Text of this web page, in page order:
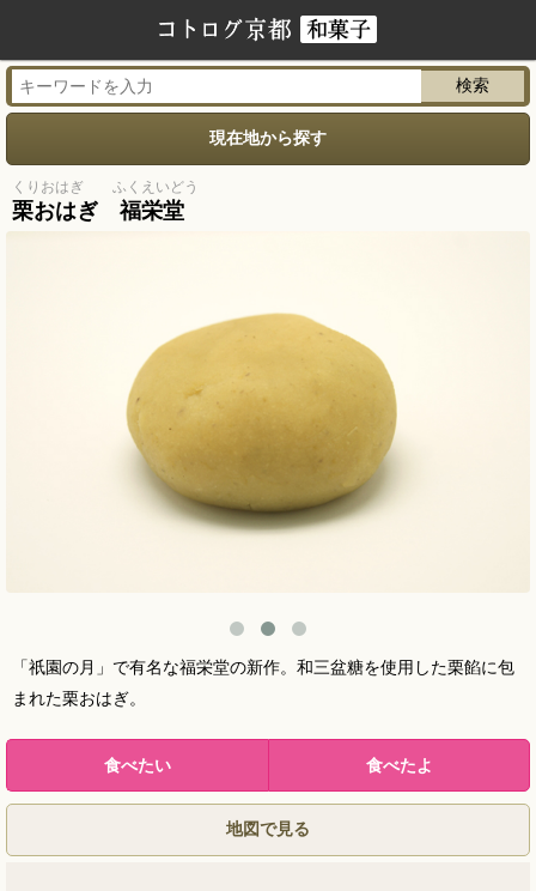
現在地から探す
くりおはぎ ふくえいどう
栗おはぎ 福栄堂
「祇園の月」で有名な福栄堂の新作。和三盆糖を使用した栗餡に包
まれた栗おはぎ。
地図で見る